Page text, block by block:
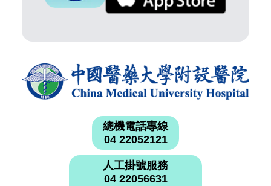
總機電話專線
04 22052121
人工掛號服務
04 22056631